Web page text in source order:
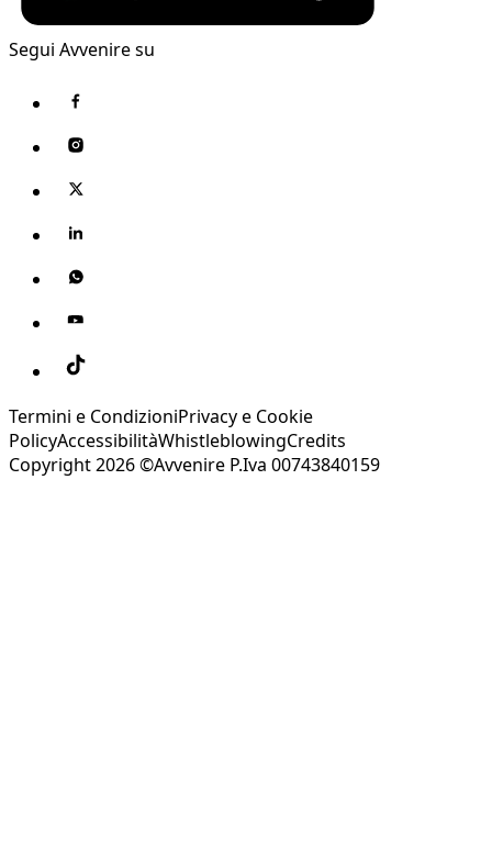
Segui Avvenire su
Termini e CondizioniPrivacy e Cookie
PolicyAccessibilitàWhistleblowingCredits
Copyright 2026 ©Avvenire P.Iva 00743840159